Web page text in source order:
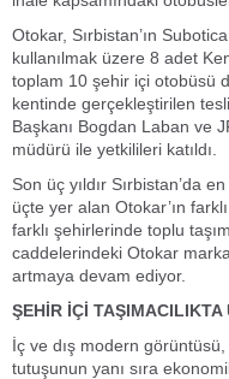
Otokar, Sırbistan’ın
kullanılmak üzere 8 adet
toplam 10 şehir içi otobüsü
kentinde gerçekleştirilen
Başkanı Bogdan Laban ve
müdürü ile yetkilileri katıldı.
Son üç yıldır Sırbistan’da
üçte yer alan Otokar’ın
farklı şehirlerinde toplu
caddelerindeki Otokar
artmaya devam ediyor.
ŞEHİR İÇİ TAŞIMACILIKTA
İç ve dış modern
tutuşunun yanı sıra